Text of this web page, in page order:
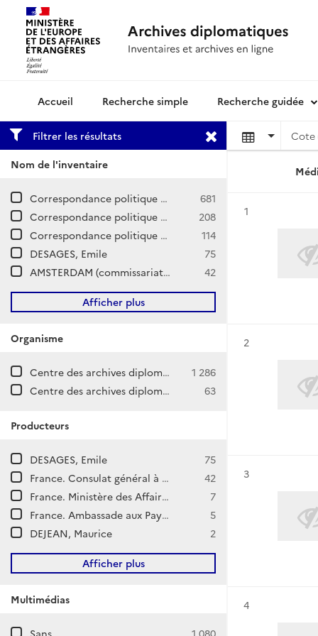
Archives diplomatiquesRecherche simple Recherche guidée
Filtrer les résultats
Nom de l'inventaire
Correspondance politique / Hollande
681
Correspondance politique / Pays-Bas espagnols et autrichiens
208
Correspondance politique et commerciale (CPCOM) / Z-Europe / Pays-Bas
114
DESAGES, Emile
75
AMSTERDAM (commissariat de la Marine puis consulat général)
42
Afficher plus
Organisme
Centre des archives diplomatiques de La Courneuve
1 286
Centre des archives diplomatiques de Nantes
63
Producteurs
DESAGES, Emile
75
France. Consulat général à Amsterdam (Pays-Bas)
42
France. Ministère des Affaires étrangères. Direction de l'Europe.
7
France. Ambassade aux Pays-Bas (La Haye)
5
DEJEAN, Maurice
2
Afficher plus
Multimédias
Sans
1 080
Cote
Résultat n°
1
Résultat n°
2
Résultat n°
3
Résultat n°
4